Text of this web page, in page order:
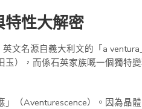
特性大解密
文名源自義大利文的「a
），而係石英家族嘅一個獨特
（Aventurescence）。因為晶